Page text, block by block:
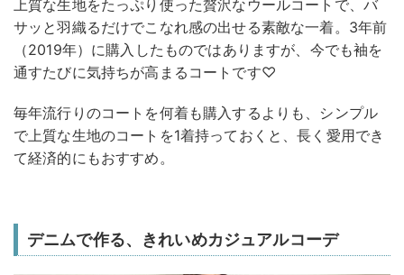
上質な生地をたっぷり使った贅沢なウールコートで、バ
サッと羽織るだけでこなれ感の出せる素敵な一着。3年前
（2019年）に購入したものではありますが、今でも袖を
通すたびに気持ちが高まるコートです♡
毎年流行りのコートを何着も購入するよりも、シンプル
で上質な生地のコートを1着持っておくと、長く愛用でき
て経済的にもおすすめ。
デニムで作る、きれいめカジュアルコーデ